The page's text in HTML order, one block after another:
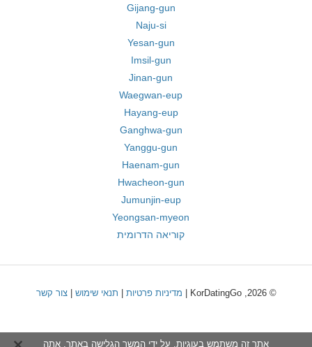
Gijang-gun
Naju-si
Yesan-gun
Imsil-gun
Jinan-gun
Waegwan-eup
Hayang-eup
Ganghwa-gun
Yanggu-gun
Haenam-gun
Hwacheon-gun
Jumunjin-eup
Yeongsan-myeon
קוריאה הדרומית
© 2026, KorDatingGo | מדיניות פרטיות תנאי שימוש |צור קשר
אתר זה משתמש בעוגיות. על ידי המשך הגלישה באתר, אתה